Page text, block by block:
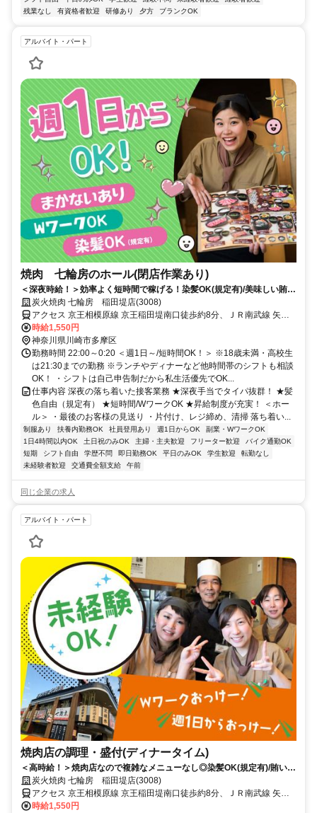
残業なし
有資格者歓迎 研修あり 夕方 ブランクOK
アルバイト・パート
焼肉 七輪房のホール(閉店作業あり)
＜深夜時給！＞効率よく短時間で稼げる！染髪OK(規定有)/美味しい賄い
アリ★
炭火焼肉 七輪房 稲田堤店(3008)
アクセス 京王相模原線 京王稲田堤南口徒歩約8分、ＪＲ南武線 矢野
口南口徒歩約10分、ＪＲ南武線 稲田堤徒歩約12分 京王稲田堤駅より
徒歩7分/車・バイク通勤OK！
時給1,550円
神奈川県川崎市多摩区
勤務時間 22:00～0:20 ＜週1日～/短時間OK！＞ ※18歳未満・高校生
は21:30までの勤務 ※ランチやディナーなど他時間帯のシフトも相談
OK！ ・シフトは自己申告制だから私生活優先でOK...
仕事内容 深夜の落ち着いた接客業務 ★深夜手当でタイパ抜群！ ★髪
色自由（規定有） ★短時間/WワークOK ★昇給制度が充実！ ＜ホー
ル＞ ・最後のお客様の見送り ・片付け、レジ締め、清掃 落ち着い...
制服あり 扶養内勤務OK 社員登用あり 週1日からOK
副業・WワークOK
1日4時間以内OK
土日祝のみOK 主婦・主夫歓迎 フリーター歓迎
バイク通勤OK
短期
シフト自由 学歴不問 即日勤務OK 平日のみOK 学生歓迎
転勤なし
未経験者歓迎
交通費全額支給 午前
同じ企業の求人
アルバイト・パート
焼肉店の調理・盛付(ディナータイム)
＜高時給！＞焼肉店なので複雑なメニューなし◎染髪OK(規定有)/賄いア
リ★炭火焼肉 七輪房 稲田堤店(3008)
アクセス 京王相模原線 京王稲田堤南口徒歩約8分、ＪＲ南武線 矢野
口南口徒歩約10分、ＪＲ南武線 稲田堤徒歩約12分 京王稲田堤駅より
時給1,550円